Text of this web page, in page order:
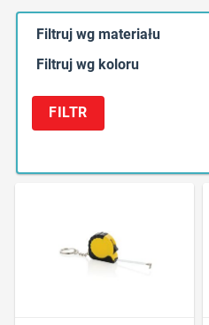
Filtruj wg materiału
Filtruj wg koloru
FILTR